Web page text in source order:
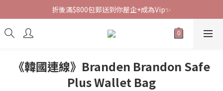
折後滿$800包郵送到你屋企+成為Vip✨
《韓國連線》Branden Brandon Safe
Plus Wallet Bag